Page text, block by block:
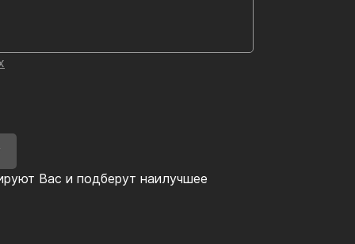
Вас и подберут наилучшее